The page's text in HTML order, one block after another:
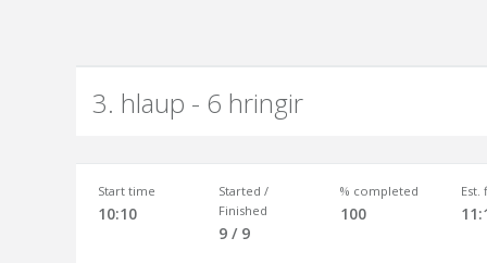
3. hlaup - 6 hringir
Start time
10:10
Started /
Finished
9 / 9
% completed
100
Est.